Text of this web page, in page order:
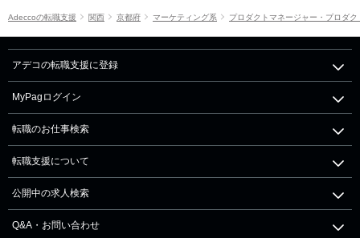
Adeccoの転職支援 関西 京都府 マーケティング系 プロダクトマネージャー・プロダク
アデコの転職支援に登録
MyPagログイン
転職のお仕事検索
転職支援について
公開中の求人検索
Q&A・お問い合わせ